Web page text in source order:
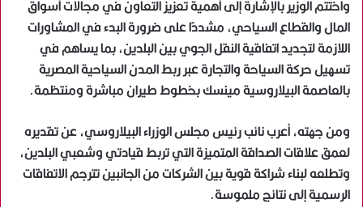
واختتم الوزير بالإشارة إلى أهمية تعزيز التعاون في مجالات أسواق
المال والقطاع السياحي، مشددًا على ضرورة البدء في المشاورات
اللازمة لتجديد اتفاقية النقل الجوي بين البلدين، بما يساهم في
تسهيل حركة السياحة والتجارة عبر ربط المدن السياحية المصرية
بالعاصمة البيلاروسية مينسك بخطوط طيران مباشرة ومنتظمة.
ومن جهته، أعرب نائب رئيس مجلس الوزراء البيلاروسي، عن تقديره
لعمق علاقات الصداقة المتميزة التي تربط قيادتي وشعبي البلدين،
وتطلعه لبناء شراكة قوية بين الشركات من الجانبين تترجم الاتفاقات
الرسمية إلى نتائج ملموسة.